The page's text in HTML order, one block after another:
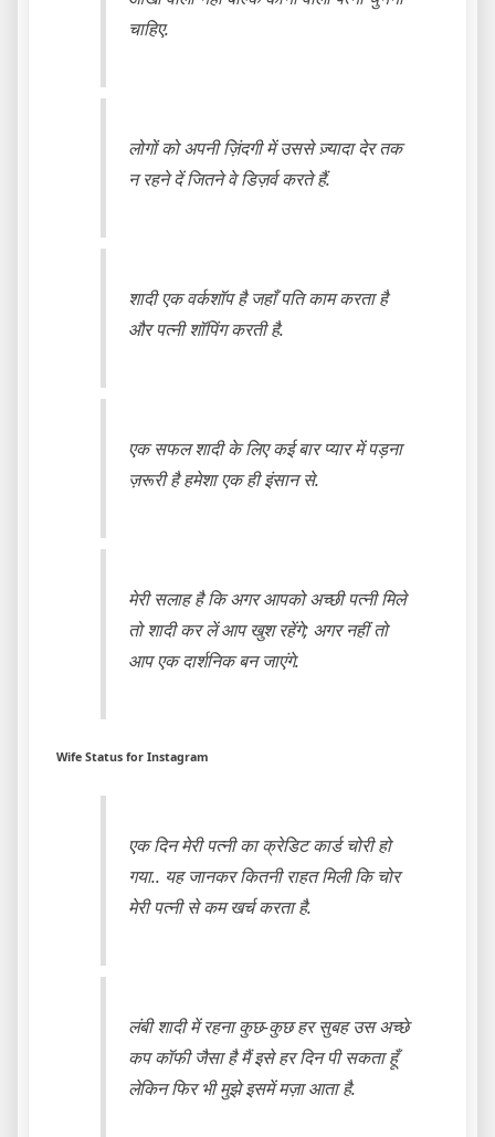
चाहिए.
लोगों को अपनी ज़िंदगी में उससे ज़्यादा देर तक
न रहने दें जितने वे डिज़र्व करते हैं.
शादी एक वर्कशॉप है जहाँ पति काम करता है
और पत्नी शॉपिंग करती है.
एक सफल शादी के लिए कई बार प्यार में पड़ना
ज़रूरी है हमेशा एक ही इंसान से.
मेरी सलाह है कि अगर आपको अच्छी पत्नी मिले
तो शादी कर लें आप खुश रहेंगे; अगर नहीं तो
आप एक दार्शनिक बन जाएंगे.
Wife Status for Instagram
एक दिन मेरी पत्नी का क्रेडिट कार्ड चोरी हो
गया.. यह जानकर कितनी राहत मिली कि चोर
मेरी पत्नी से कम खर्च करता है.
लंबी शादी में रहना कुछ-कुछ हर सुबह उस अच्छे
कप कॉफी जैसा है मैं इसे हर दिन पी सकता हूँ
लेकिन फिर भी मुझे इसमें मज़ा आता है.